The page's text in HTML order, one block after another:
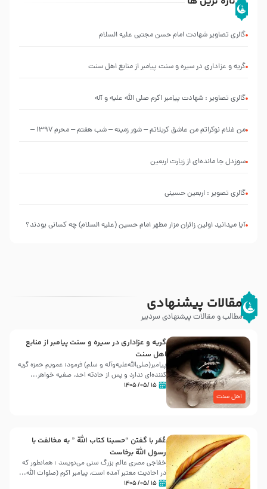
گالری تصاویر شهادت امام حسن مجتبی علیه السلام
گریه و عزاداری در سیره و سنت پیامبر از منابع اهل سنت
گالری تصاویر : شهادت پیامبر اکرم صلی الله علیه و آله
من غلام نوکراتم من عاشق کربلاتم – شور زمینه – شب هفتم – محرم 1397 –
سوزدل جا مانده‌ای از زیارت اربعین
گالری تصویر : اربعین حسینی
آیا میدانید اولین زائران مزار مطهر امام حسین (علیه السلام) چه کسانی بودند؟
مقالات پیشنهادی
مطالب و مقالات پیشنهادی سردبیر
اهل سنت
گریه و عزاداری در سیره و سنت پیامبر از منابع
اهل سنت
پیامبر(صلی‌الله‌علیه‌وآله و سلم) فرمود: عمویم حمزه گریه
کننده‌ای ندارد و پس از حادثه احد، صفیه خواهر...
۱۵ /۰۵/ ۱۴۰۵
عُمَر با گفتن “حسبنا كتاب اللّه ” به مخالفت با
رسول اللّه برخاست
خفاجی مصری عالم بزرگ سنی می‌نویسد : همانطور که
در احادیث معتبر آمده است، پیامبر اکرم (صلوات اللّه...
۱۵ /۰۵/ ۱۴۰۵